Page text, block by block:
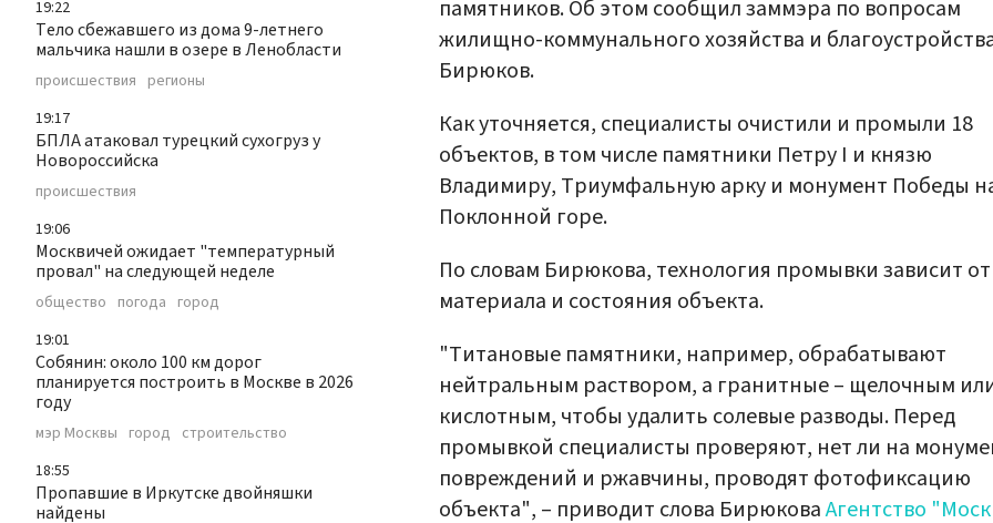
19:22
Тело сбежавшего из дома 9-летнего
мальчика нашли в озере в Ленобласти
происшествия регионы
19:17
БПЛА атаковал турецкий сухогруз у
Новороссийска
происшествия
19:06
Москвичей ожидает "температурный
провал" на следующей неделе
общество погода город
19:01
Собянин: около 100 км дорог
планируется построить в Москве в 2026
году
мэр Москвы город строительство
18:55
Пропавшие в Иркутске двойняшки
найдены
памятников. Об этом сообщил заммэра по вопросам
жилищно-коммунального хозяйства и
Бирюков.
Как уточняется, специалисты очистили и промыли 18
объектов, в том числе памятники Петру I и князю
Владимиру, Триумфальную арку и монумент Победы
Поклонной горе.
По словам Бирюкова, технология промывки зависит от
материала и состояния объекта.
"Титановые памятники, например, обрабатывают
нейтральным раствором, а гранитные – щелочным
кислотным, чтобы удалить солевые разводы. Перед
промывкой специалисты проверяют, нет ли на
повреждений и ржавчины, проводят фотофиксацию
объекта", – приводит слова БирюковаАгентство